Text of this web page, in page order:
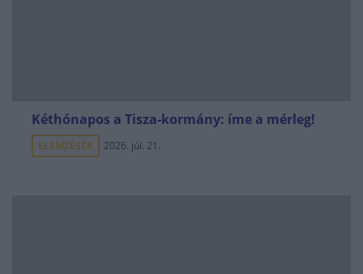
Kéthónapos a Tisza-kormány: íme a mérleg!
ELEMZÉSEK 2026. júl. 21.